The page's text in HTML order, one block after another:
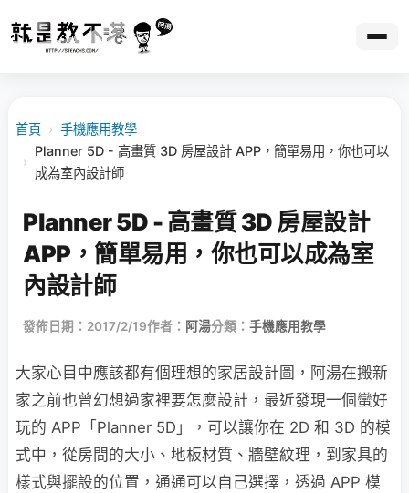
首頁 › 手機應用教學
›
Planner 5D - 高畫質 3D 房屋設計 APP，簡單易用，你也可以
成為室內設計師
Planner 5D - 高畫質 3D 房屋設計
APP，簡單易用，你也可以成為室
內設計師
發佈日期：2017/2/19作者： 阿湯分類： 手機應用教學
大家心目中應該都有個理想的家居設計圖，阿湯在搬新
家之前也曾幻想過家裡要怎麼設計，最近發現一個蠻好
玩的 APP「Planner 5D」，可以讓你在 2D 和 3D 的模
式中，從房間的大小、地板材質、牆壁紋理，到家具的
樣式與擺設的位置，通通可以自己選擇，透過 APP 模